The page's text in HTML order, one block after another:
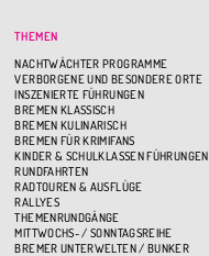
THEMEN
NACHTWÄCHTER PROGRAMME
VERBORGENE UND BESONDERE ORTE
INSZENIERTE FÜHRUNGEN
BREMEN KLASSISCH
BREMEN KULINARISCH
BREMEN FÜR KRIMIFANS
KINDER & SCHULKLASSEN FÜHRUNGEN
RUNDFAHRTEN
RADTOUREN & AUSFLÜGE
RALLYES
THEMENRUNDGÄNGE
MITTWOCHS- / SONNTAGSREIHE
BREMER UNTERWELTEN / BUNKER